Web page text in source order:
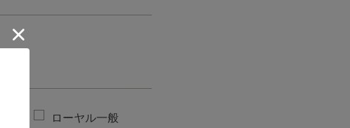
ローヤル一般